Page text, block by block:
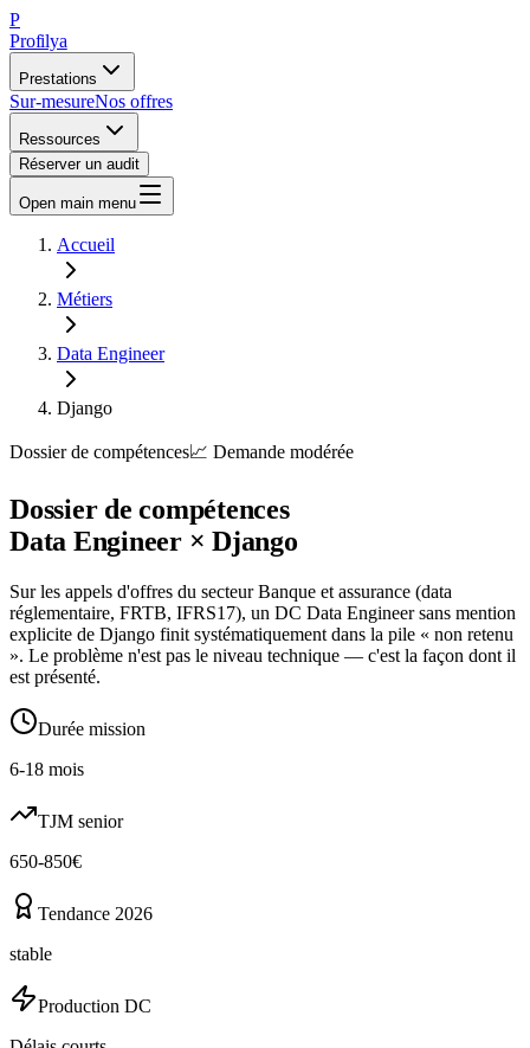
P
Profilya
Prestations
Sur-mesureNos offres
Ressources
Réserver un audit
Open main menu
Accueil
Métiers
Data Engineer
Django
Dossier de compétences📈 Demande modérée
Dossier de compétences
Data Engineer×Django
Sur les appels d'offres du secteur Banque et assurance (data
réglementaire, FRTB, IFRS17), un DC Data Engineer sans mention
explicite de Django finit systématiquement dans la pile « non retenu
». Le problème n'est pas le niveau technique — c'est la façon dont il
est présenté.
Durée mission
6-18 mois
TJM senior
650-850€
Tendance 2026
stable
Production DC